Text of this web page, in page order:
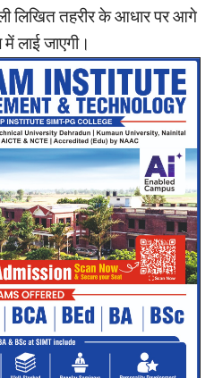
लिखित तहरीर के आधार पर आगे
लाई जाएगी।